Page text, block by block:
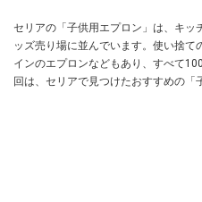
セリアの「子供用エプロン」は、キッ
ッズ売り場に並んでいます。使い捨
インのエプロンなどもあり、すべて
回は、セリアで見つけたおすすめの「
ドゥやダイソーなどほかの100均でも